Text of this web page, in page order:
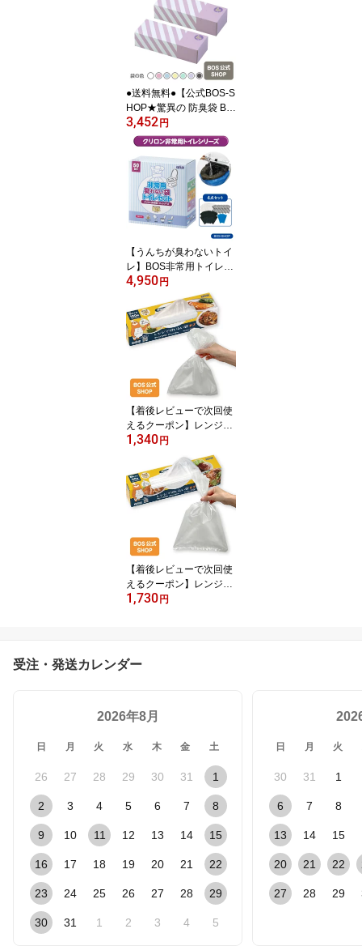
ツ ペット いぬ ネコ 砂 ウ
ンチ トイレ シーツ 生ご
み 処分 匂い 消 臭 対策
エチケット ポーチ 車 散
●送料無料●【公式BOS-S
HOP★驚異の 防臭袋 BO
S (ボス)】 ストライプパ
ッケージ 2個セット ★
（Sサイズ）200枚入
赤ちゃん オムツ ペット
いぬ ネコ 砂 ウンチ トイ
レ シーツ 生ごみ 処分 匂
い 消 臭 対策 エチケット
ポーチ 車 散歩 お出かけ
3,452円
【うんちが臭わないトイ
レ】BOS非常用トイレ50
回分 災害/携帯/簡易トイ
レ/防災グッズ/15年保存
◆防臭 防菌◆ 臭わない
袋付き 【BOS-SHOP限
定品】【メーカー直販】
4,950円
【着後レビューで次回使
えるクーポン】レンジで
おいしい袋モフ Sサイズ
100 枚入｜日本製｜ポリ
袋 厚手 食品用 レンジ調
理 耐熱皿不要 冷蔵 冷凍
耐熱 丈夫 時短 調理 食品
衛生法適合 防災グッズ ■
1,340円
【着後レビューで次回使
えるクーポン】レンジで
おいしい袋モフ Mサイズ
耐熱 丈夫 時短 調理 食品
衛生法適合 防災グッズ ■
1,730円
受注・発送カレンダー
2026年8月
日 月 火 水 木 金 土
26 27 28 29 30 31 1
2 3 4 5 6 7 8
9 10 11 12 13 14 15
16 17 18 19 20 21 22
23 24 25 26 27 28 29
30 31 1 2 3 4 5
日 月 火
30 31 1
6 7 8
13 14 15
20 21 22
27 28 29